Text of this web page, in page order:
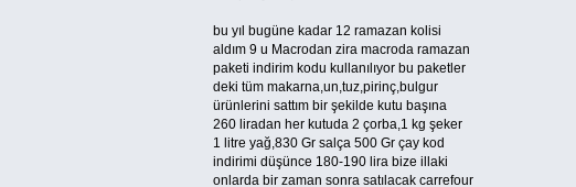
bu yıl bugüne kadar 12 ramazan kolisi
aldım 9 u Macrodan zira macroda ramazan
paketi indirim kodu kullanılıyor bu paketler
deki tüm makarna,un,tuz,pirinç,bulgur
ürünlerini sattım bir şekilde kutu başına
260 liradan her kutuda 2 çorba,1 kg şeker
1 litre yağ,830 Gr salça 500 Gr çay kod
indirimi düşünce 180-190 lira bize illaki
onlarda bir zaman sonra satılacak carrefour